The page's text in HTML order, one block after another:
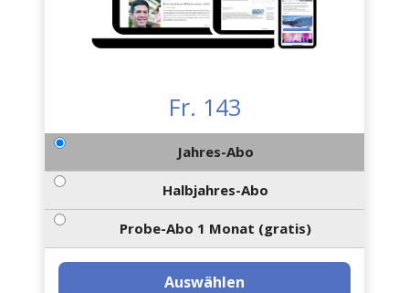
Fr. 143
Jahres-Abo
Halbjahres-Abo
Probe-Abo 1 Monat (gratis)
Auswählen